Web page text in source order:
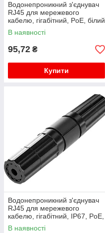
Водонепроникний з'єднувач
RJ45 для мережевого
кабелю, гігабітний, PoE, білий
В наявності
95,72 ₴
Купити
Водонепроникний з'єднувач
RJ45 для мережевого
кабелю, гігабітний, IP67, PoE,
чорний
В наявності